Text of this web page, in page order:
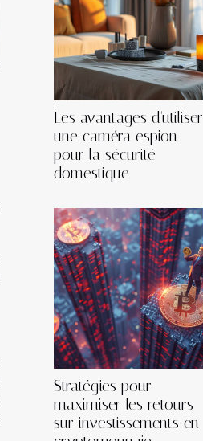
Les avantages d'utiliser
une caméra espion
pour la sécurité
domestique
Stratégies pour
maximiser les retours
sur investissements en